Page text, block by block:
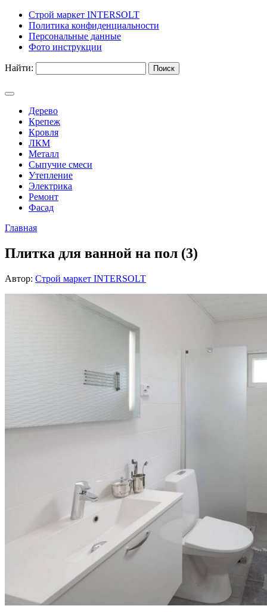
Строй маркет INTERSOLT
Политика конфиденциальности
Персональные данные
Фото инструкции
Найти:
Дерево
Крепеж
Кровля
ЛКМ
Металл
Сыпучие смеси
Утепление
Электрика
Ремонт
Фасад
Главная
Плитка для ванной на пол (3)
Автор: Строй маркет INTERSOLT